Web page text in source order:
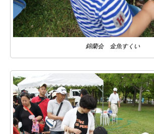
錦蘭会 金魚すくい